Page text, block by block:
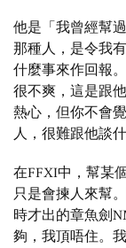
他是「我曾經幫
那種人，是令我
什麼事來作回報
很不爽，這是跟
熱心，但你不會
人，很難跟他談
在FFXI中，幫某
只是會揀人來幫
時才出的章魚劍
夠，我頂唔住。